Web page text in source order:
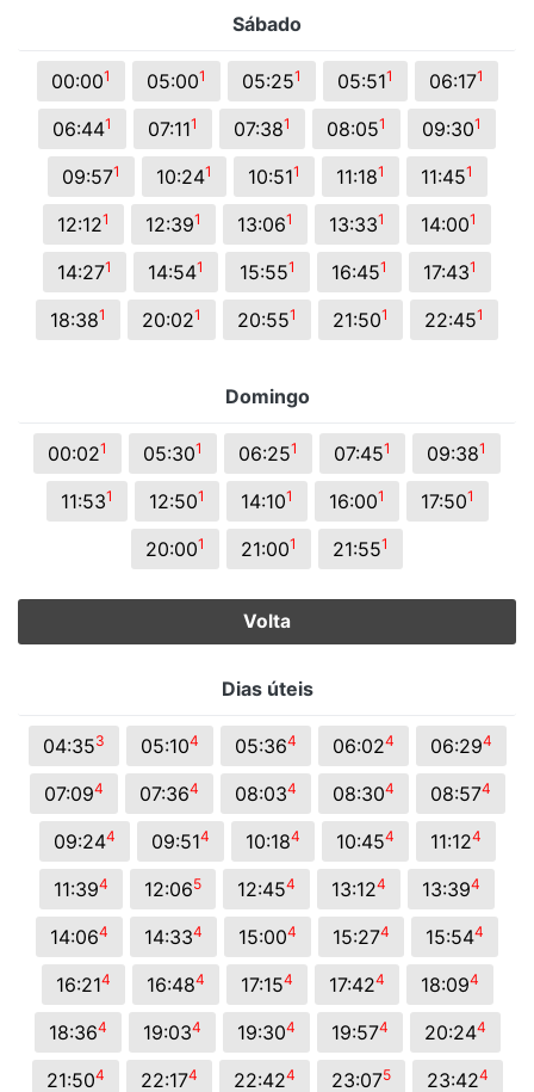
Sábado
00:001 05:001 05:251 05:511 06:171
06:441 07:111 07:381 08:051 09:301
09:571 10:241 10:511 11:181 11:451
12:121 12:391 13:061 13:331 14:001
14:271 14:541 15:551 16:451 17:431
18:381 20:021 20:551 21:501 22:451
Domingo
00:021 05:301 06:251 07:451 09:381
11:531 12:501 14:101 16:001 17:501
20:001 21:001 21:551
Volta
Dias úteis
04:353 05:104 05:364 06:024 06:294
07:094 07:364 08:034 08:304 08:574
09:244 09:514 10:184 10:454 11:124
11:394 12:065 12:454 13:124 13:394
14:064 14:334 15:004 15:274 15:544
16:214 16:484 17:154 17:424 18:094
18:364 19:034 19:304 19:574 20:244
21:504 22:174 22:424 23:075 23:424